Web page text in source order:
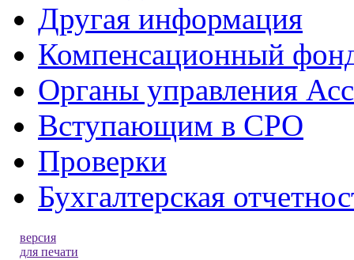
Другая информация
Компенсационный
Органы управления
Вступающим в СРО
Проверки
Бухгалтерская
версия
для печати